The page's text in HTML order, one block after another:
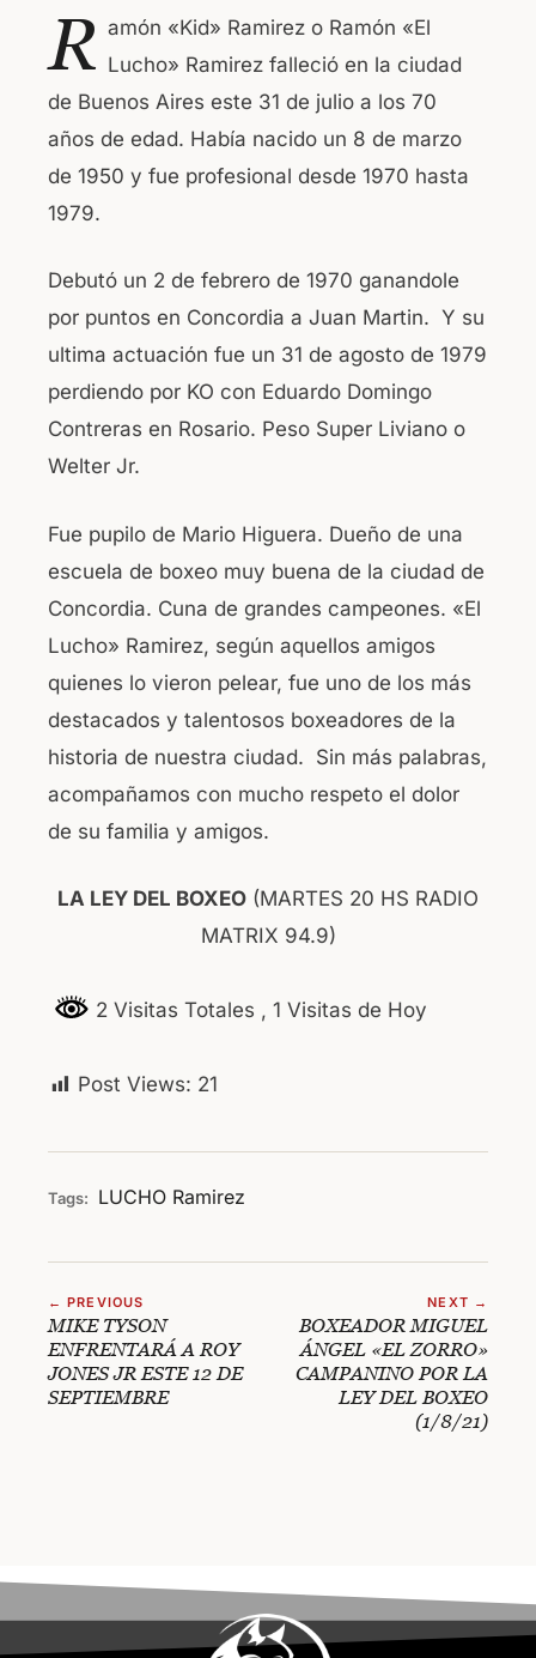
c
e
b
o
o
k
at
s
A
p
p
R amón «Kid» Ramirez o Ramón «El
Lucho» Ramirez falleció en la ciudad
de Buenos Aires este 31 de julio a los 70
años de edad. Había nacido un 8 de marzo
de 1950 y fue profesional desde 1970 hasta
1979.
Debutó un 2 de febrero de 1970 ganandole
por puntos en Concordia a Juan Martin. Y su
ultima actuación fue un 31 de agosto de 1979
perdiendo por KO con Eduardo Domingo
Contreras en Rosario. Peso Super Liviano o
Welter Jr.
Fue pupilo de Mario Higuera. Dueño de una
escuela de boxeo muy buena de la ciudad de
Concordia. Cuna de grandes campeones. «El
Lucho» Ramirez, según aquellos amigos
quienes lo vieron pelear, fue uno de los más
destacados y talentosos boxeadores de la
historia de nuestra ciudad. Sin más palabras,
acompañamos con mucho respeto el dolor
de su familia y amigos.
LA LEY DEL BOXEO (MARTES 20 HS RADIO
MATRIX 94.9)
2 Visitas Totales , 1 Visitas de Hoy
Post Views: 21
Tags: LUCHO Ramirez
← PREVIOUS
MIKE TYSON
ENFRENTARÁ A ROY
JONES JR ESTE 12 DE
SEPTIEMBRE
NEXT →
BOXEADOR MIGUEL
ÁNGEL «EL ZORRO»
CAMPANINO POR LA
LEY DEL BOXEO
(1/8/21)